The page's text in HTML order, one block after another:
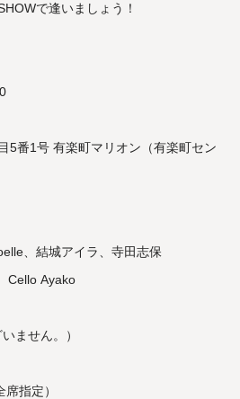
で逢いましょう！
5番1号 有楽町マリオン（有楽町セン
、結城アイラ、寺田志保
Cello Ayako
ません。）
席指定）